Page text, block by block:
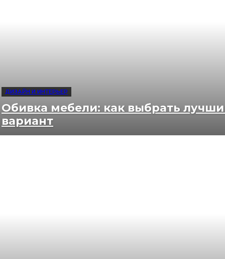
ДИЗАЙН И ИНТЕРЬЕР
Обивка мебели: как выбрать
вариант